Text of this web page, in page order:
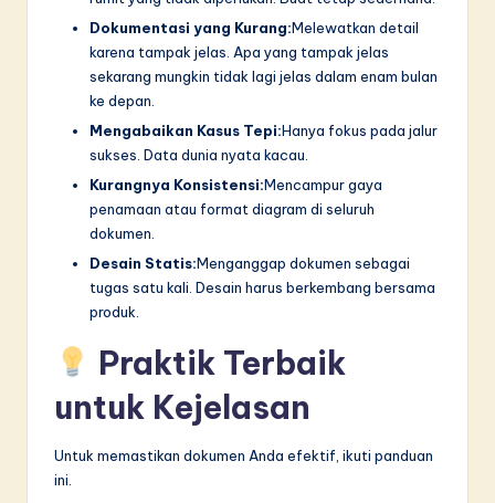
Dokumentasi yang Kurang:Melewatkan detail
karena tampak jelas. Apa yang tampak jelas
sekarang mungkin tidak lagi jelas dalam enam bulan
ke depan.
Mengabaikan Kasus Tepi:Hanya fokus pada jalur
sukses. Data dunia nyata kacau.
Kurangnya Konsistensi:Mencampur gaya
penamaan atau format diagram di seluruh
dokumen.
Desain Statis:Menganggap dokumen sebagai
tugas satu kali. Desain harus berkembang bersama
produk.
Praktik Terbaik
untuk Kejelasan
Untuk memastikan dokumen Anda efektif, ikuti panduan
ini.